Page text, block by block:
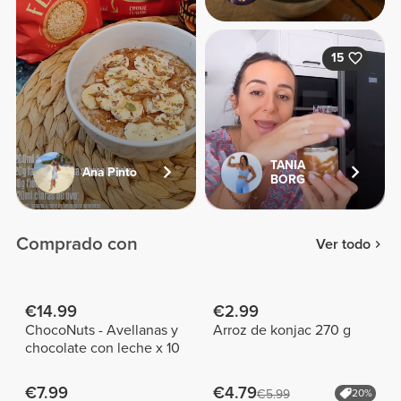
Ana Pinto
15
TANIA
BORG
Comprado con Ver todo
€14.99
ChocoNuts - Avellanas y
chocolate con leche x 10
€2.99
Arroz de konjac 270 g
€7.99 €4.79€5.99 20%